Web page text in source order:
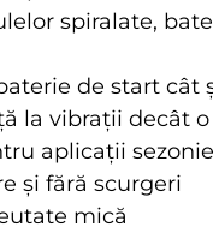
spiralate,
de start cât
la vibrații decât
aplicații
și fără scurgeri
mică